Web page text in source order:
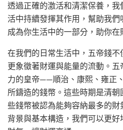
透過正確的激活和清潔保養，
活中持續發揮其作用，幫助我
成為你生活中的一部分，助你在
在我們的日常生活中，五帝錢
更象徵著財運與能量的流動。
力的皇帝——順治、康熙、雍正
所鑄造的錢幣。這些時期是清
些錢幣被認為能夠容納最多的
背景與基本構造，我們可以更